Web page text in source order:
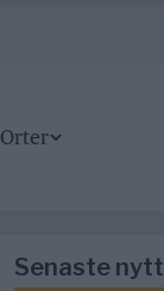
Orter
Senaste nytt